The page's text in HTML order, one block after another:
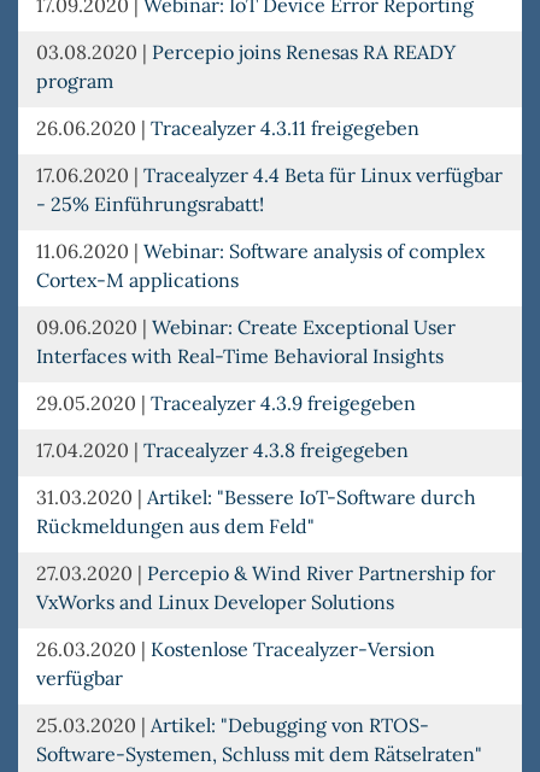
03.08.2020 | Percepio joins Renesas RA READY
program
26.06.2020 | Tracealyzer 4.3.11 freigegeben
17.06.2020 | Tracealyzer 4.4 Beta für Linux verfügbar
- 25% Einführungsrabatt!
11.06.2020 | Webinar: Software analysis of complex
Cortex-M applications
09.06.2020 | Webinar: Create Exceptional User
Interfaces with Real-Time Behavioral Insights
29.05.2020 | Tracealyzer 4.3.9 freigegeben
17.04.2020 | Tracealyzer 4.3.8 freigegeben
31.03.2020 | Artikel: "Bessere IoT-Software durch
Rückmeldungen aus dem Feld"
27.03.2020 | Percepio & Wind River Partnership for
VxWorks and Linux Developer Solutions
26.03.2020 | Kostenlose Tracealyzer-Version
verfügbar
25.03.2020 | Artikel: "Debugging von RTOS-
Software-Systemen, Schluss mit dem Rätselraten"